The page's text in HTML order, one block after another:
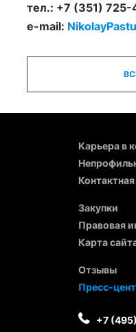
тел.: +7 (351)
e-mail:
Карьера в
Закупки
Правовая
Карта
Отзывы
Пресс-
+7